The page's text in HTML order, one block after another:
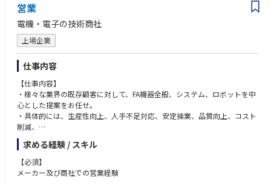
営業
電機・電子の技術商社
上場企業
仕事内容
【仕事内容】
・様々な業界の既存顧客に対して、FA機器全般、システム、ロボットを中
心とした提案をお任せ。
・具体的には、生産性向上、人手不足対応、安定操業、品質向上、コスト
削減、
技術の継承などの課題に対して、多様な製品を組み合わせて最適解を提案
いただきます。
・担当する顧客により、販売店、メーカーとともに提案営業を行うことも
あります
求める経験 / スキル
【必須】
メーカー及び商社での営業経験